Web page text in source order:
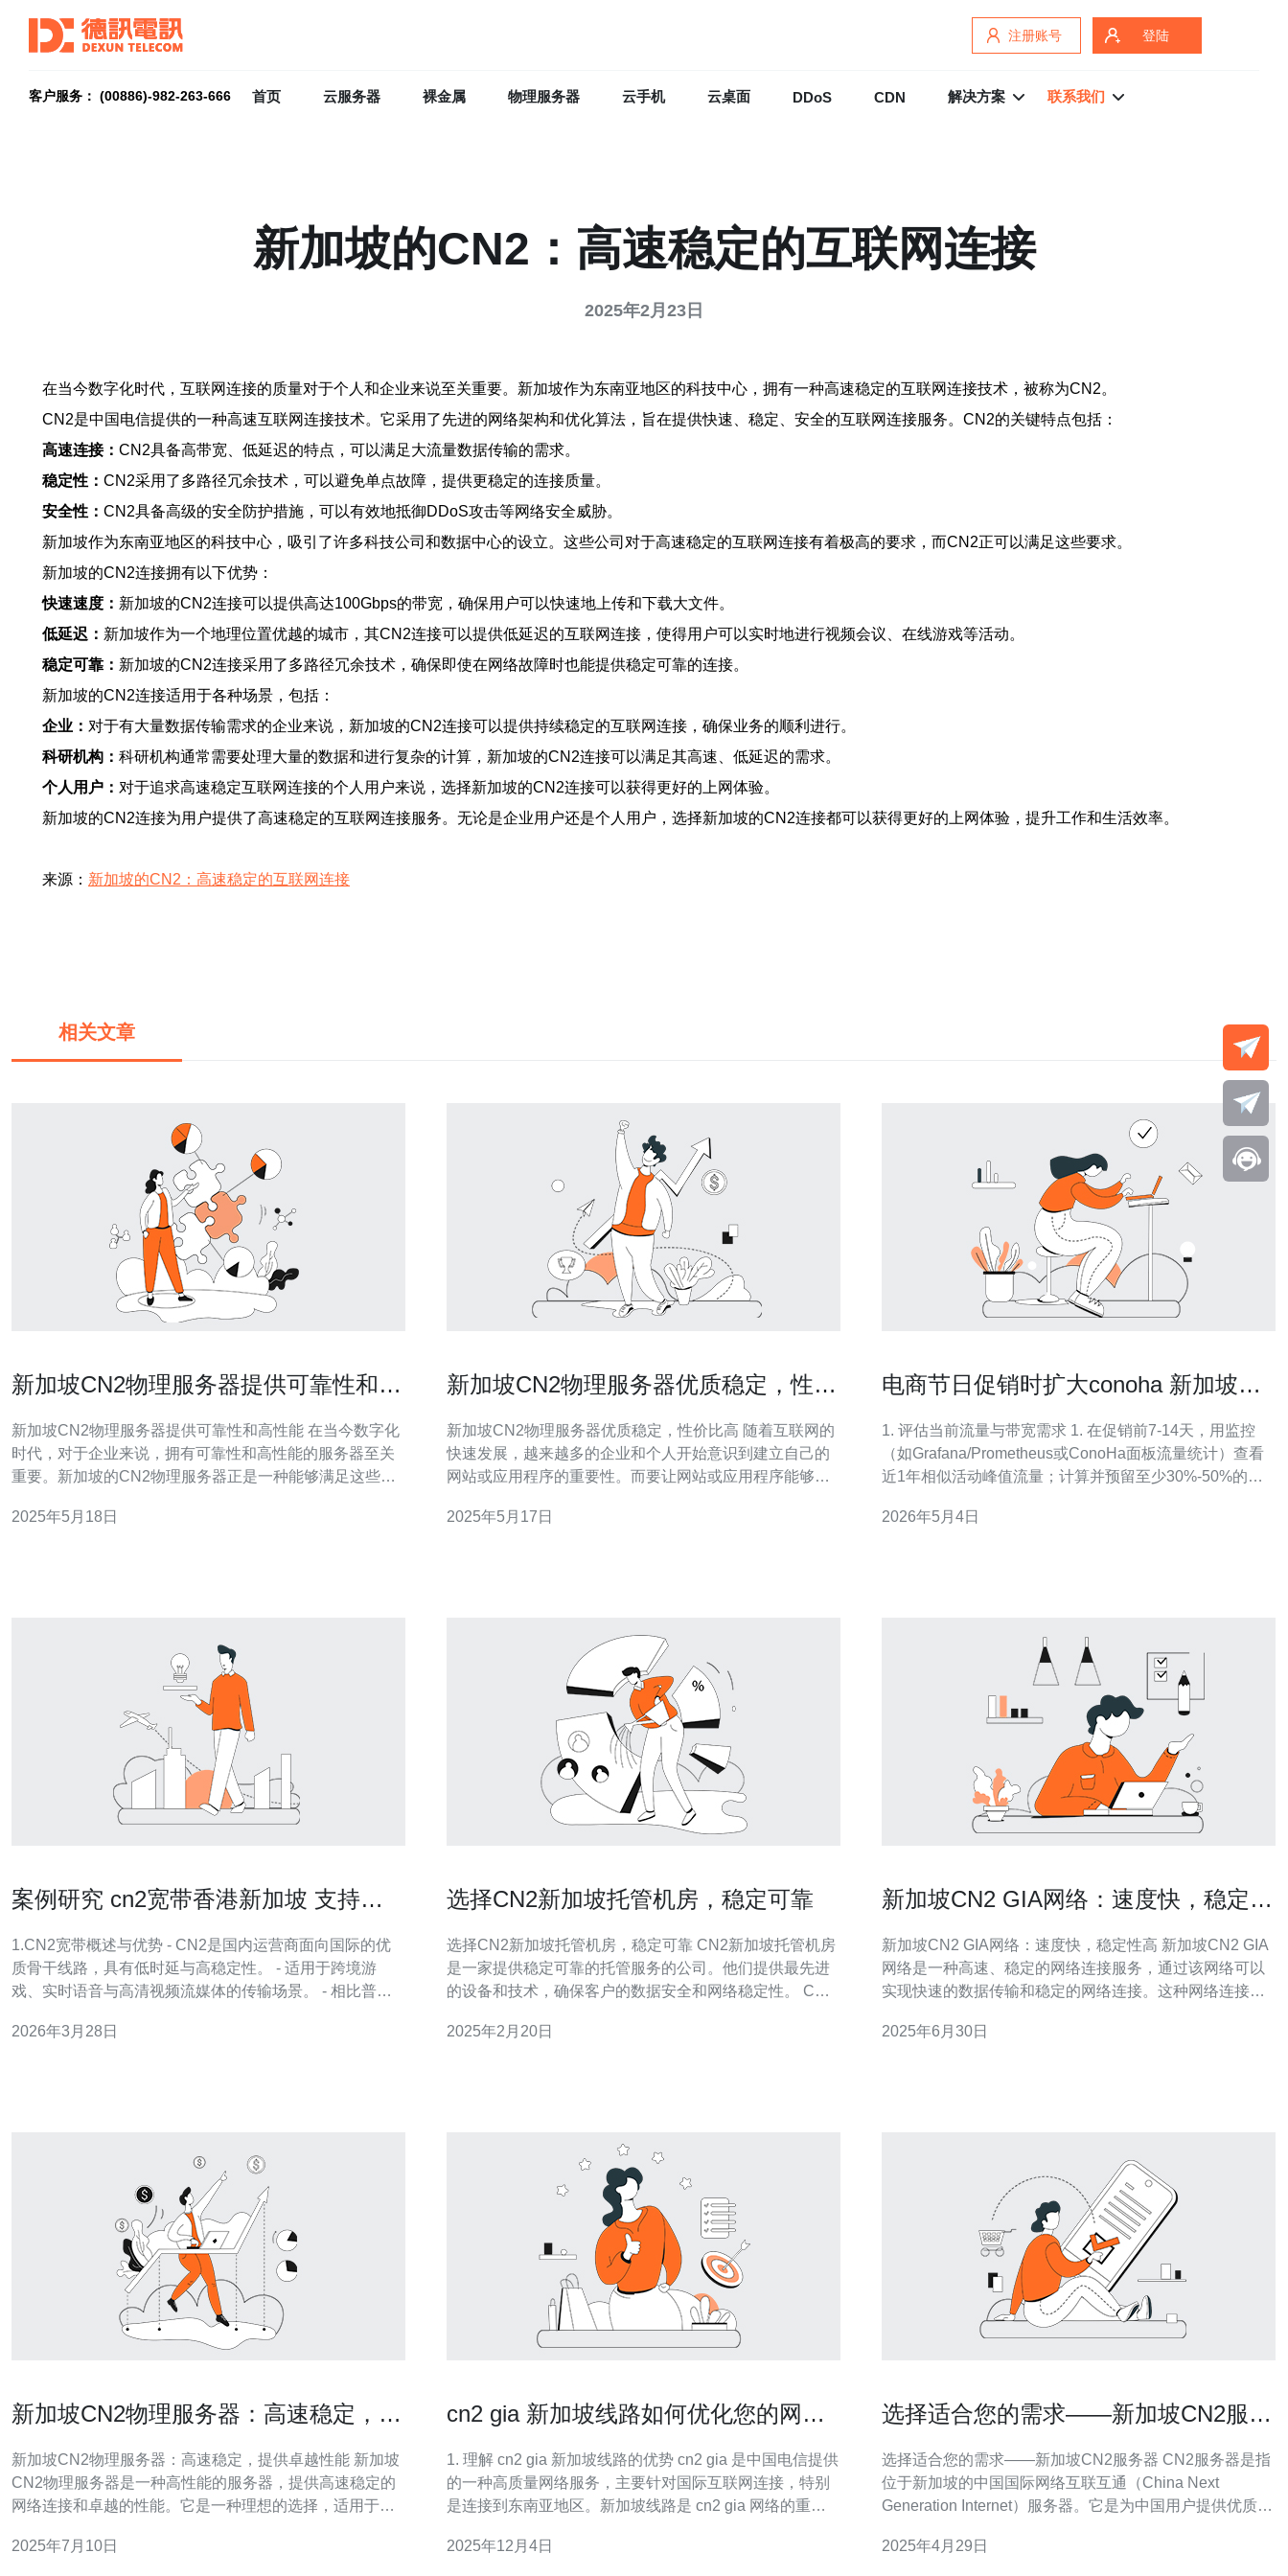
注册账号 登陆
客户服务： (00886)-982-263-666 首页 云服务器 裸金属 物理服务器 云手机 云桌面 DDoS CDN 解决方案 联系我们
新加坡的CN2：高速稳定的互联网连接
2025年2月23日
在当今数字化时代，互联网连接的质量对于个人和企业来说至关重要。新加坡作为东南亚地区的科技中心，拥有一种高速稳定的互联网连接技术，被称为CN2。
CN2是中国电信提供的一种高速互联网连接技术。它采用了先进的网络架构和优化算法，旨在提供快速、稳定、安全的互联网连接服务。CN2的关键特点包括：
高速连接： CN2具备高带宽、低延迟的特点，可以满足大流量数据传输的需求。
稳定性： CN2采用了多路径冗余技术，可以避免单点故障，提供更稳定的连接质量。
安全性： CN2具备高级的安全防护措施，可以有效地抵御DDoS攻击等网络安全威胁。
新加坡作为东南亚地区的科技中心，吸引了许多科技公司和数据中心的设立。这些公司对于高速稳定的互联网连接有着极高的要求，而CN2正可以满足这些要求。
新加坡的CN2连接拥有以下优势：
快速速度： 新加坡的CN2连接可以提供高达100Gbps的带宽，确保用户可以快速地上传和下载大文件。
低延迟： 新加坡作为一个地理位置优越的城市，其CN2连接可以提供低延迟的互联网连接，使得用户可以实时地进行视频会议、在线游戏等活动。
稳定可靠： 新加坡的CN2连接采用了多路径冗余技术，确保即使在网络故障时也能提供稳定可靠的连接。
新加坡的CN2连接适用于各种场景，包括：
企业： 对于有大量数据传输需求的企业来说，新加坡的CN2连接可以提供持续稳定的互联网连接，确保业务的顺利进行。
科研机构： 科研机构通常需要处理大量的数据和进行复杂的计算，新加坡的CN2连接可以满足其高速、低延迟的需求。
个人用户： 对于追求高速稳定互联网连接的个人用户来说，选择新加坡的CN2连接可以获得更好的上网体验。
新加坡的CN2连接为用户提供了高速稳定的互联网连接服务。无论是企业用户还是个人用户，选择新加坡的CN2连接都可以获得更好的上网体验，提升工作和生活效率。
来源： 新加坡的CN2：高速稳定的互联网连接
相关文章
新加坡CN2物理服务器提供可靠性和高
新加坡CN2物理服务器提供可靠性和高性能 在当今数字化
时代，对于企业来说，拥有可靠性和高性能的服务器至关
重要。新加坡的CN2物理服务器正是一种能够满足这些需
连接和24/7的技术支持，确保您的网站和应用程序始终保
2025年5月18日
新加坡CN2物理服务器优质稳定，性价
新加坡CN2物理服务器优质稳定，性价比高 随着互联网的
快速发展，越来越多的企业和个人开始意识到建立自己的
网站或应用程序的重要性。而要让网站或应用程序能够稳
要。在众多托管服务商中，新加坡CN2物理服务器以其稳
2025年5月17日
电商节日促销时扩大conoha 新加坡
1. 评估当前流量与带宽需求 1. 在促销前7-14天，用监控
（如Grafana/Prometheus或ConoHa面板流量统计）查看
近1年相似活动峰值流量；计算并预留至少30%-50%的冗
确认ConoHa账号与新加坡CN2节点可用性 2. 登录
2026年5月4日
案例研究 cn2宽带香港新加坡 支持跨
1.CN2宽带概述与优势 - CN2是国内运营商面向国际的优
质骨干线路，具有低时延与高稳定性。 - 适用于跨境游
戏、实时语音与高清视频流媒体的传输场景。 - 相比普通
式包括专线接入、BGP多线出口与直连VPC。 - 目标用户
2026年3月28日
选择CN2新加坡托管机房，稳定可靠
选择CN2新加坡托管机房，稳定可靠 CN2新加坡托管机房
是一家提供稳定可靠的托管服务的公司。他们提供最先进
的设备和技术，确保客户的数据安全和网络稳定性。 CN2
源，以确保稳定性和可靠性。他们的服务器采用最新的技
2025年2月20日
新加坡CN2 GIA网络：速度快，稳定性
新加坡CN2 GIA网络：速度快，稳定性高 新加坡CN2 GIA
网络是一种高速、稳定的网络连接服务，通过该网络可以
实现快速的数据传输和稳定的网络连接。这种网络连接服
可靠性。 新加坡CN2 GIA网络以其快速的速度而闻名。无
2025年6月30日
新加坡CN2物理服务器：高速稳定，提
新加坡CN2物理服务器：高速稳定，提供卓越性能 新加坡
CN2物理服务器是一种高性能的服务器，提供高速稳定的
网络连接和卓越的性能。它是一种理想的选择，适用于需
器采用了高速稳定的网络连接，确保用户可以获得快速的
2025年7月10日
cn2 gia 新加坡线路如何优化您的网络
1. 理解 cn2 gia 新加坡线路的优势 cn2 gia 是中国电信提供
的一种高质量网络服务，主要针对国际互联网连接，特别
是连接到东南亚地区。新加坡线路是 cn2 gia 网络的重要
效利用。了解这些优势后，您可以更好地利用它们来优化
2025年12月4日
选择适合您的需求——新加坡CN2服务
选择适合您的需求——新加坡CN2服务器 CN2服务器是指
位于新加坡的中国国际网络互联互通（China Next
Generation Internet）服务器。它是为中国用户提供优质网
网络基础设施，并与中国主要网络运营商之间建立了直连
2025年4月29日